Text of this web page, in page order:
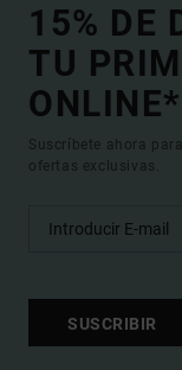
15% DE
TU
ONLINE*
Suscríbete ahora
ofertas exclusivas.
SUSCRIBIR